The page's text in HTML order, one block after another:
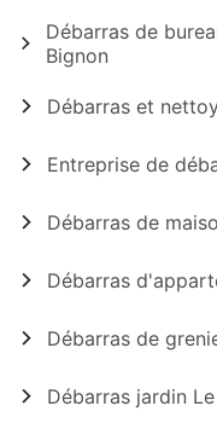
Débarras de
Bignon
Débarras et
Entreprise de
Débarras de
Débarras
Débarras de
Débarras jardin